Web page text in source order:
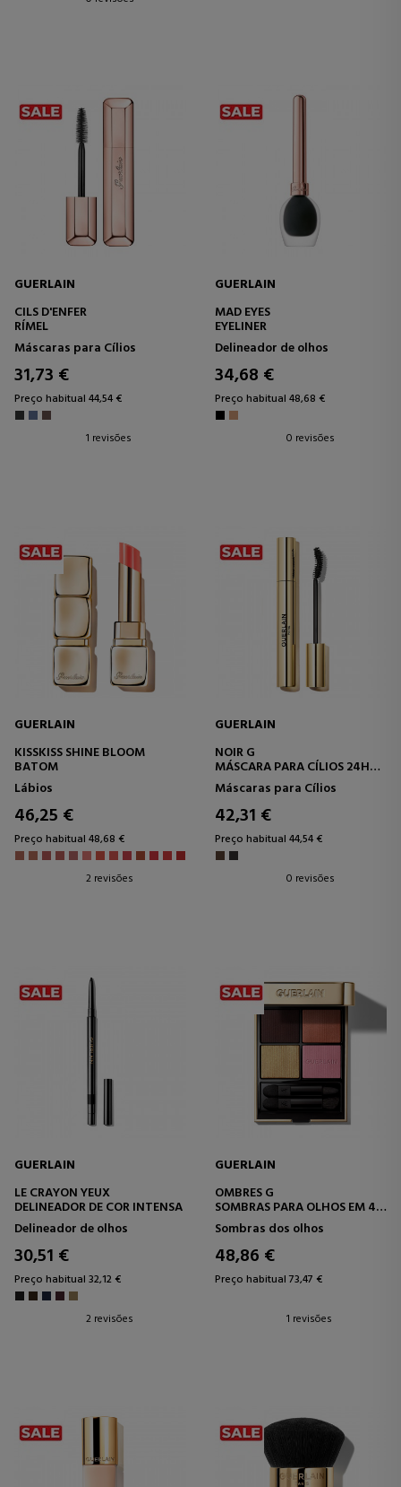
GUERLAIN
CILS D'ENFER
RÍMEL
Máscaras para Cílios
31,73 €
Preço habitual 44,54 €
1 revisões
GUERLAIN
MAD EYES
EYELINER
Delineador de olhos
34,68 €
Preço habitual 48,68 €
0 revisões
GUERLAIN
KISSKISS SHINE BLOOM
BATOM
Lábios
46,25 €
Preço habitual 48,68 €
2 revisões
GUERLAIN
NOIR G
MÁSCARA PARA CÍLIOS 24H
INTENSE CURL AND VOLUME
Máscaras para Cílios
42,31 €
Preço habitual 44,54 €
0 revisões
GUERLAIN
LE CRAYON YEUX
DELINEADOR DE COR INTENSA
Delineador de olhos
30,51 €
Preço habitual 32,12 €
2 revisões
GUERLAIN
OMBRES G
SOMBRAS PARA OLHOS EM 4
TONS.
Sombras dos olhos
48,86 €
Preço habitual 73,47 €
1 revisões